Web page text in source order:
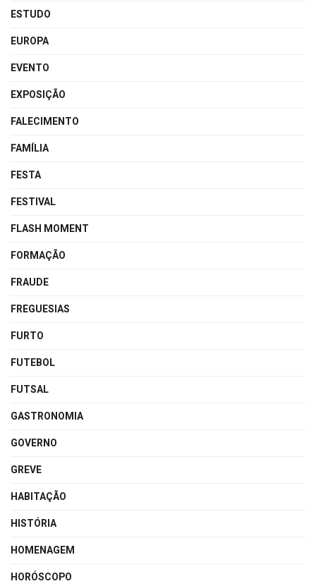
ESTUDO
EUROPA
EVENTO
EXPOSIÇÃO
FALECIMENTO
FAMÍLIA
FESTA
FESTIVAL
FLASH MOMENT
FORMAÇÃO
FRAUDE
FREGUESIAS
FURTO
FUTEBOL
FUTSAL
GASTRONOMIA
GOVERNO
GREVE
HABITAÇÃO
HISTÓRIA
HOMENAGEM
HORÓSCOPO